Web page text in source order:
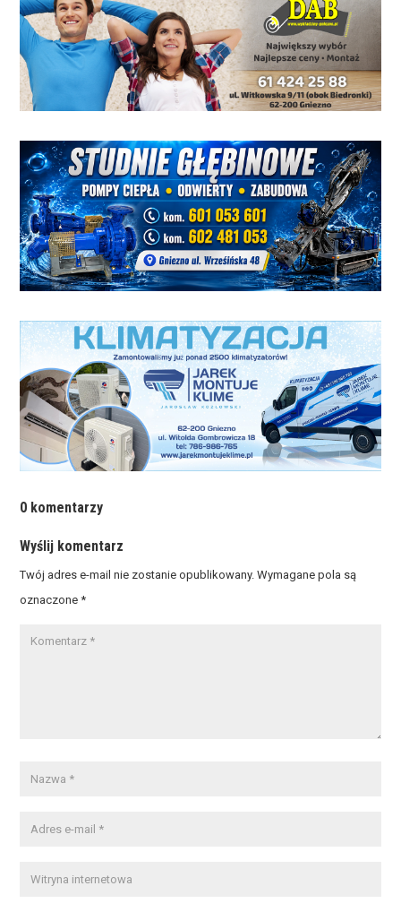
0 komentarzy
Wyślij komentarz
Twój adres e-mail nie zostanie opublikowany. Wymagane pola są
oznaczone*